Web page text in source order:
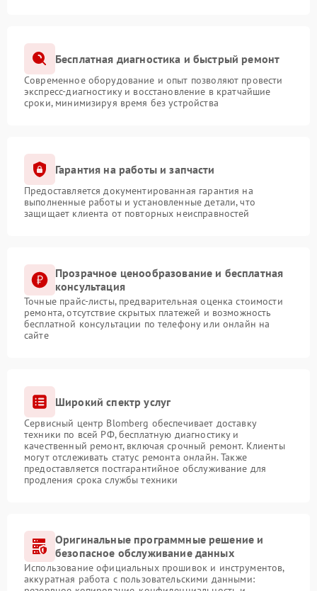
Бесплатная диагностика и быстрый ремонт
Современное оборудование и опыт позволяют провести
экспресс-диагностику и восстановление в кратчайшие
сроки, минимизируя время без устройства
Гарантия на работы и запчасти
Предоставляется документированная гарантия на
выполненные работы и установленные детали, что
защищает клиента от повторных неисправностей
Прозрачное ценообразование и бесплатная
консультация
Точные прайс-листы, предварительная оценка стоимости
ремонта, отсутствие скрытых платежей и возможность
бесплатной консультации по телефону или онлайн на
сайте
Широкий спектр услуг
Сервисный центр Blomberg обеспечивает доставку
техники по всей РФ, бесплатную диагностику и
качественный ремонт, включая срочный ремонт. Клиенты
могут отслеживать статус ремонта онлайн. Также
предоставляется постгарантийное обслуживание для
продления срока службы техники
Оригинальные программные решение и
безопасное обслуживание данных
Использование официальных прошивок и инструментов,
аккуратная работа с пользовательскими данными: